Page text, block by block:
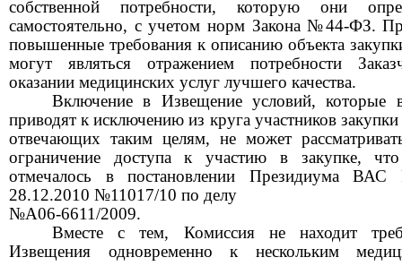
собственной потребности, которую они
самостоятельно, с учетом норм Закона №44-ФЗ.
повышенные требования к описанию объекта
могут являться отражением потребности
оказании медицинских услуг лучшего качества.
Включение в Извещение условий, которые
приводят к исключению из круга участников
отвечающих таким целям, не может
ограничение доступа к участию в закупке,
отмечалось в постановлении Президиума
28.12.2010 №11017/10 по делу
№А06-6611/2009.
Вместе с тем, Комиссия не находит
Извещения одновременно к нескольким